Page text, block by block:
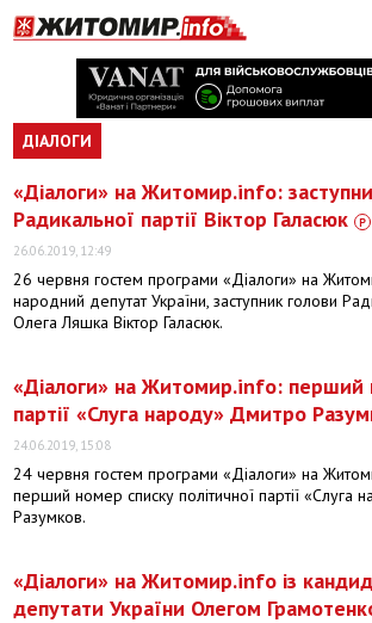
ДІАЛОГИ
«Діалоги» на Житомир.info:
Радикальної партії Віктор Галасюк
26.06.2019, 12:49
26 червня гостем програми «Діалоги» на
народний депутат України, заступник голови
Олега Ляшка Віктор Галасюк.
«Діалоги» на Житомир.info: перший
партії «Слуга народу» Дмитро
24.06.2019, 15:08
24 червня гостем програми «Діалоги» на
перший номер списку політичної партії «Слуга
Разумков.
«Діалоги» на Житомир.info із
депутати України Олегом